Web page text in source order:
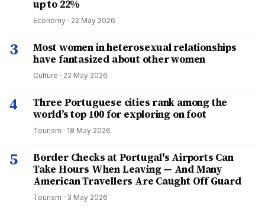
up to 22%
Economy · 22 May 2026
3
Most women in heterosexual relationships
have fantasized about other women
Culture · 22 May 2026
4
Three Portuguese cities rank among the
world’s top 100 for exploring on foot
Tourism · 18 May 2026
5
Border Checks at Portugal's Airports Can
Take Hours When Leaving — And Many
American Travellers Are Caught Off Guard
Tourism · 3 May 2026